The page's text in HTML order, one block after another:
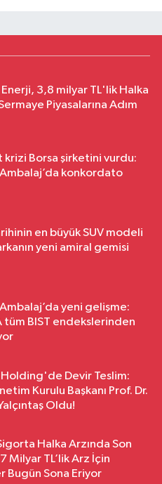
3,8 milyar TL'lik Halka
Piyasalarına Adım
krizi Borsa şirketini vurdu:
konkordato
en büyük SUV modeli
yeni amiral gemisi
yeni gelişme:
tüm BIST endekslerinden
Devir Teslim:
Kurulu Başkanı Prof. Dr.
Oldu!
Halka Arzında Son
Milyar TL’lik Arz İçin
Bugün Sona Eriyor